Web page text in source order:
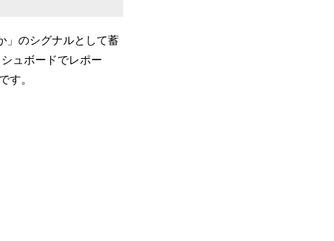
」のシグナルとして蓄
ュボードでレポー
です。